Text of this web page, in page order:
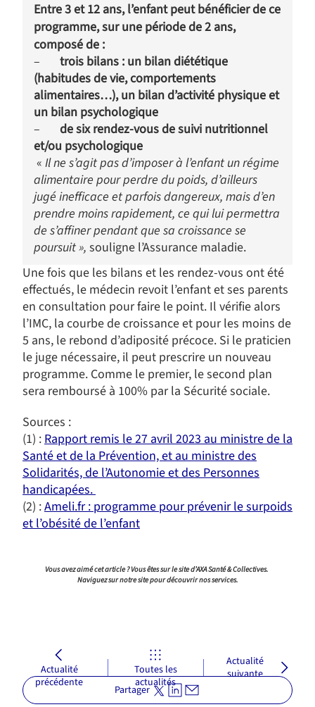
Entre 3 et 12 ans, l’enfant peut bénéficier de ce
programme, sur une période de 2 ans,
composé de :
– trois bilans : un bilan diététique
(habitudes de vie, comportements
alimentaires…), un bilan d’activité physique et
un bilan psychologique
– de six rendez-vous de suivi nutritionnel
et/ou psychologique
« Il ne s’agit pas d’imposer à l’enfant un régime
alimentaire pour perdre du poids, d’ailleurs
jugé inefficace et parfois dangereux, mais d’en
prendre moins rapidement, ce qui lui permettra
de s’affiner pendant que sa croissance se
poursuit », souligne l’Assurance maladie.
Une fois que les bilans et les rendez-vous ont été
effectués, le médecin revoit l’enfant et ses parents
en consultation pour faire le point. Il vérifie alors
l’IMC, la courbe de croissance et pour les moins de
5 ans, le rebond d’adiposité précoce. Si le praticien
le juge nécessaire, il peut prescrire un nouveau
programme. Comme le premier, le second plan
sera remboursé à 100% par la Sécurité sociale.
Sources :
(1) :Rapport remis le 27 avril 2023 au ministre de la
Santé et de la Prévention, et au ministre des
Solidarités, de l’Autonomie et des Personnes
handicapées.
(2) :Ameli.fr : programme pour prévenir le surpoids
et l’obésité de l’enfant
Vous avez aimé cet article ? Vous êtes sur le site d’AXA Santé & Collectives.
Naviguez sur notre site pour découvrir nos services.
Actualité
précédente
Toutes les
actualités
Actualité
suivante
Partager